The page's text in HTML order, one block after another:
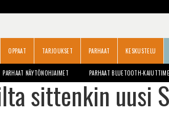
OPPAAT TARJOUKSET PARHAAT KESKUSTELU
PARHAAT NÄYTÖNOHJAIMET PARHAAT BLUETOOTH-
sittenkin uusi